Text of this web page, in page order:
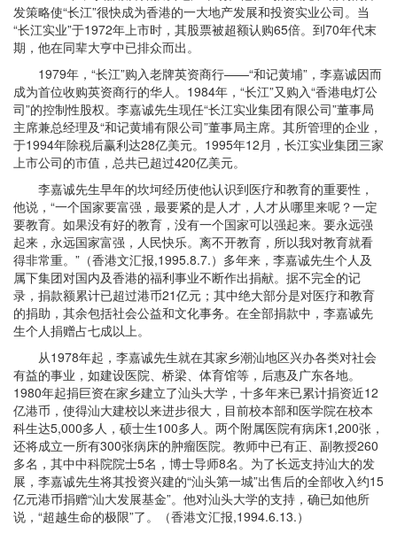
发策略使“长江”很快成为香港的一大地产发展和投资实业公司。当
“长江实业”于1972年上市时，其股票被超额认购65倍。到70年代末
期，他在同辈大亨中已排众而出。
1979年，“长江”购入老牌英资商行——“和记黄埔”，李嘉诚因而
成为首位收购英资商行的华人。1984年，“长江”又购入“香港电灯公
司”的控制性股权。李嘉诚先生现任“长江实业集团有限公司”董事局
主席兼总经理及“和记黄埔有限公司”董事局主席。其所管理的企业，
于1994年除税后赢利达28亿美元。1995年12月，长江实业集团三家
上市公司的市值，总共已超过420亿美元。
李嘉诚先生早年的坎坷经历使他认识到医疗和教育的重要性，
他说，“一个国家要富强，最要紧的是人才，人才从哪里来呢？一定
要教育。如果没有好的教育，没有一个国家可以强起来。要永远强
起来，永远国家富强，人民快乐。离不开教育，所以我对教育就看
得非常重。”（香港文汇报,1995.8.7.）多年来，李嘉诚先生个人及
属下集团对国内及香港的福利事业不断作出捐献。据不完全的记
录，捐款额累计已超过港币21亿元；其中绝大部分是对医疗和教育
的捐助，其余包括社会公益和文化事务。在全部捐款中，李嘉诚先
生个人捐赠占七成以上。
从1978年起，李嘉诚先生就在其家乡潮汕地区兴办各类对社会
有益的事业，如建设医院、桥梁、体育馆等，后惠及广东各地。
1980年起捐巨资在家乡建立了汕头大学，十多年来已累计捐资近12
亿港币，使得汕大建校以来进步很大，目前校本部和医学院在校本
科生达5,000多人，硕士生100多人。两个附属医院有病床1,200张，
还将成立一所有300张病床的肿瘤医院。教师中已有正、副教授260
多名，其中中科院院士5名，博士导师8名。为了长远支持汕大的发
展，李嘉诚先生将其投资兴建的“汕头第一城”出售后的全部收入约15
亿元港币捐赠“汕大发展基金”。他对汕头大学的支持，确已如他所
说，“超越生命的极限”了。（香港文汇报,1994.6.13.）